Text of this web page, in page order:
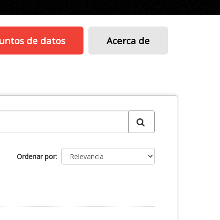
de datos Acerca de
Ordenar por